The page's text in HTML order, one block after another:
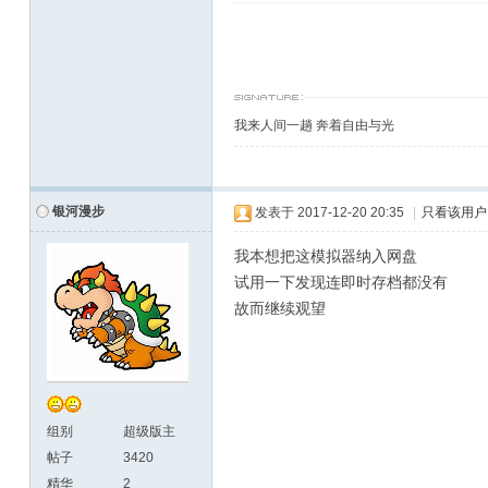
我来人间一趟 奔着自由与光
银河漫步
组别
超级版主
帖子
3420
精华
2
发表于 2017-12-20 20:35 只看该用户
我本想把这模拟器纳入网盘
试用一下发现连即时存档都没有
故而继续观望